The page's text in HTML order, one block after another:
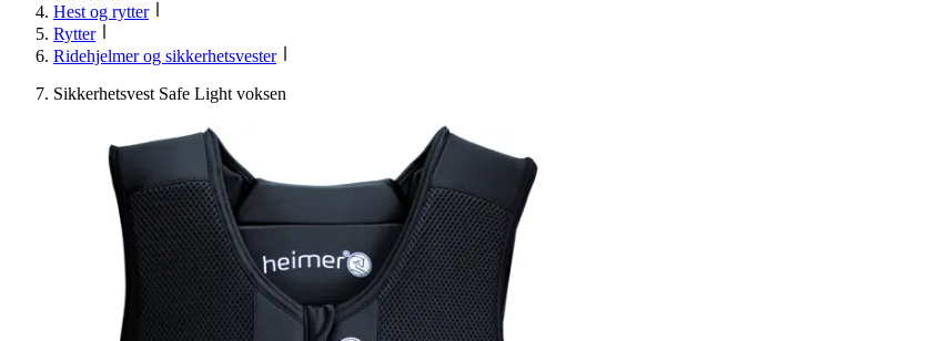
Hest og rytter
Rytter
Ridehjelmer og sikkerhetsvester
Sikkerhetsvest Safe Light voksen